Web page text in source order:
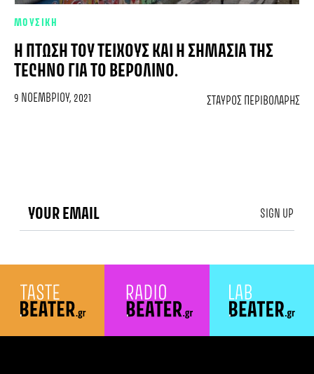
ΜΟΥΣΙΚΗ
Η ΠΤΏΣΗ ΤΟΥ ΤΕΊΧΟΥΣ ΚΑΙ Η ΣΗΜΑΣΊΑ ΤΗΣ
TECHNO ΓΙΑ ΤΟ ΒΕΡΟΛΊΝΟ.
9 ΝΟΕΜΒΡΊΟΥ, 2021 ΣΤΑΎΡΟΣ ΠΕΡΙΒΟΛΆΡΗΣ
SIGN UP